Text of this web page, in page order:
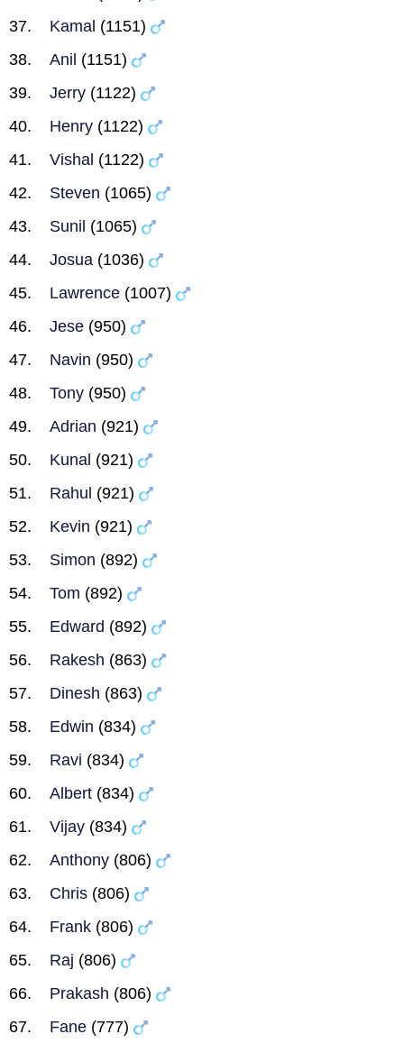
Kamal (1151)
Anil (1151)
Jerry (1122)
Henry (1122)
Vishal (1122)
Steven (1065)
Sunil (1065)
Josua (1036)
Lawrence (1007)
Jese (950)
Navin (950)
Tony (950)
Adrian (921)
Kunal (921)
Rahul (921)
Kevin (921)
Simon (892)
Tom (892)
Edward (892)
Rakesh (863)
Dinesh (863)
Edwin (834)
Ravi (834)
Albert (834)
Vijay (834)
Anthony (806)
Chris (806)
Frank (806)
Raj (806)
Prakash (806)
Fane (777)